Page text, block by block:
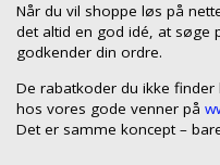
Når du vil shoppe løs på
det altid en god idé, at søge
godkender din ordre.
De rabatkoder du ikke
hos vores gode venner på
Det er samme koncept –